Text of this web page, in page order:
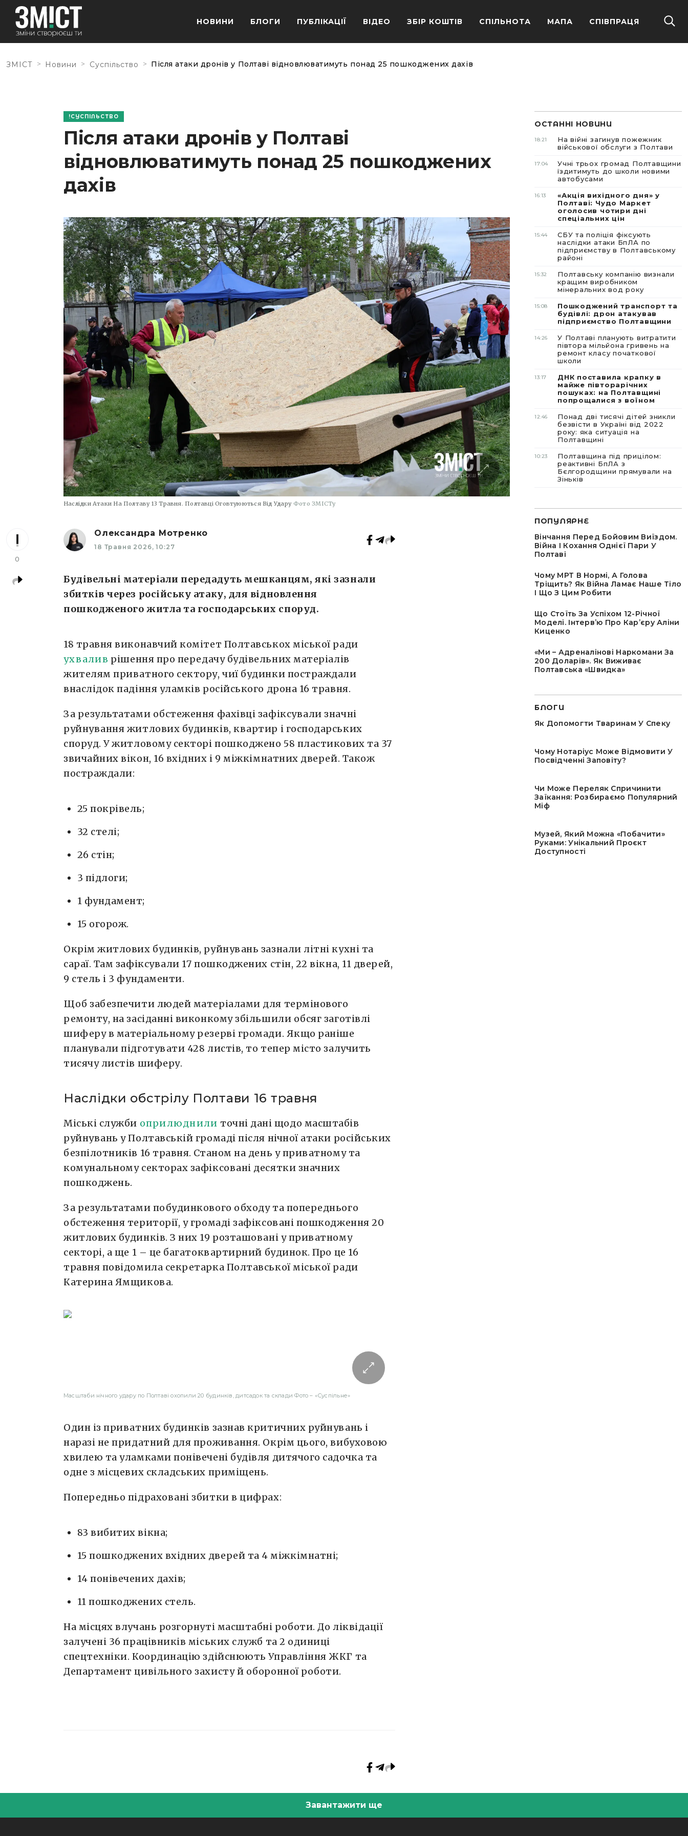
НОВИНИ БЛОГИ ПУБЛІКАЦІЇ ВІДЕО ЗБІР КОШТІВ СПІЛЬНОТА МАПА СПІВПРАЦЯ
ЗМІСТ > Новини > Суспільство > Після атаки дронів у Полтаві відновлюватимуть понад 25 пошкоджених дахів
СУСПІЛЬСТВО
Після атаки дронів у Полтаві
відновлюватимуть понад 25 пошкоджених
дахів
Наслідки Атаки На Полтаву 13 Травня. Полтавці Оговтуюються Від Удару Фото ЗМІСТу
0
Олександра Мотренко
18 Травня 2026, 10:27
Будівельні матеріали передадуть мешканцям, які зазнали
збитків через російську атаку, для відновлення
пошкодженого житла та господарських споруд.
18 травня виконавчий комітет Полтавськох міської ради
ухвалив рішення про передачу будівельних матеріалів
жителям приватного сектору, чиї будинки постраждали
внаслідок падіння уламків російського дрона 16 травня.
За результатами обстеження фахівці зафіксували значні
руйнування житлових будинків, квартир і господарських
споруд. У житловому секторі пошкоджено 58 пластикових та 37
звичайних вікон, 16 вхідних і 9 міжкімнатних дверей. Також
постраждали:
25 покрівель;
32 стелі;
26 стін;
3 підлоги;
1 фундамент;
15 огорож.
Окрім житлових будинків, руйнувань зазнали літні кухні та
сараї. Там зафіксували 17 пошкоджених стін, 22 вікна, 11 дверей,
9 стель і 3 фундаменти.
Щоб забезпечити людей матеріалами для термінового
ремонту, на засіданні виконкому збільшили обсяг заготівлі
шиферу в матеріальному резерві громади. Якщо раніше
планували підготувати 428 листів, то тепер місто залучить
тисячу листів шиферу.
Наслідки обстрілу Полтави 16 травня
Міські служби оприлюднили точні дані щодо масштабів
руйнувань у Полтавській громаді після нічної атаки російських
безпілотників 16 травня. Станом на день у приватному та
комунальному секторах зафіксовані десятки значних
пошкоджень.
За результатами побудинкового обходу та попереднього
обстеження території, у громаді зафіксовані пошкодження 20
житлових будинків. З них 19 розташовані у приватному
секторі, а ще 1 – це багатоквартирний будинок. Про це 16
травня повідомила секретарка Полтавської міської ради
Катерина Ямщикова.
Масштаби нічного удару по Полтаві охопили 20 будинків, дитсадок та склади Фото – «Суспільне»
Один із приватних будинків зазнав критичних руйнувань і
наразі не придатний для проживання. Окрім цього, вибуховою
хвилею та уламками понівечені будівля дитячого садочка та
одне з місцевих складських приміщень.
Попередньо підраховані збитки в цифрах:
83 вибитих вікна;
15 пошкоджених вхідних дверей та 4 міжкімнатні;
14 понівечених дахів;
11 пошкоджених стель.
На місцях влучань розгорнуті масштабні роботи. До ліквідації
залучені 36 працівників міських служб та 2 одиниці
спецтехніки. Координацію здійснюють Управління ЖКГ та
Департамент цивільного захисту й оборонної роботи.
ОСТАННІ НОВИНИ
18:21
На війні загинув пожежник
військової обслуги з Полтави
17:04
Учні трьох громад Полтавщини
їздитимуть до школи новими
автобусами
16:13
«Акція вихідного дня» у
Полтаві: Чудо Маркет
оголосив чотири дні
спеціальних цін
15:44
СБУ та поліція фіксують
наслідки атаки БпЛА по
підприємству в Полтавському
районі
15:32
Полтавську компанію визнали
кращим виробником
мінеральних вод року
15:08
Пошкоджений транспорт та
будівлі: дрон атакував
підприємство Полтавщини
14:26
У Полтаві планують витратити
півтора мільйона гривень на
ремонт класу початкової
школи
13:17
ДНК поставила крапку в
майже півторарічних
пошуках: на Полтавщині
попрощалися з воїном
12:46
Понад дві тисячі дітей зникли
безвісти в Україні від 2022
року: яка ситуація на
Полтавщині
10:23
Полтавщина під прицілом:
реактивні БпЛА з
Бєлгородщини прямували на
Зіньків
ПОПУЛЯРНЕ
Вінчання Перед Бойовим Виїздом.
Війна І Кохання Однієї Пари У
Полтаві
Чому МРТ В Нормі, А Голова
Тріщить? Як Війна Ламає Наше Тіло
І Що З Цим Робити
Що Стоїть За Успіхом 12-Річної
Моделі. Інтервʼю Про Карʼєру Аліни
Киценко
«Ми – Адреналінові Наркомани За
200 Доларів». Як Виживає
Полтавська «швидка»
БЛОГИ
Як Допомогти Тваринам У Спеку
Чому Нотаріус Може Відмовити У
Посвідченні Заповіту?
Чи Може Переляк Спричинити
Заїкання: Розбираємо Популярний
Міф
Музей, Який Можна «побачити»
Руками: Унікальний Проєкт
Доступності
Завантажити ще